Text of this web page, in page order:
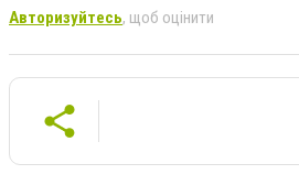
Авторизуйтесь, щоб оцінити